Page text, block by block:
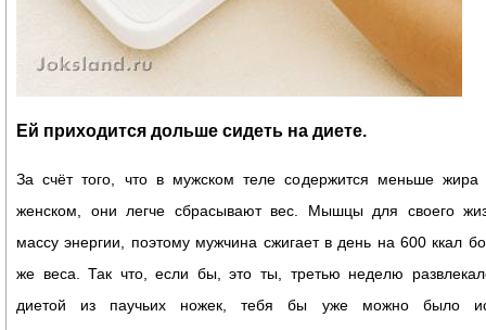
Ей приходится дольше сидеть на диете.
За счёт того, что в мужском теле содержится меньше
женском, они легче сбрасывают вес. Мышцы для своего
массу энергии, поэтому мужчина сжигает в день на 600 ккал
же веса. Так что, если бы, это ты, третью неделю
диетой из паучьих ножек, тебя бы уже можно было